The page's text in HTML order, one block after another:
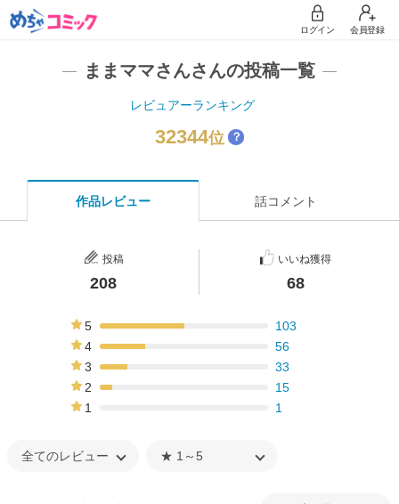
ログイン 会員登録
ままママさんさんの投稿一覧
レビュアーランキング
32344位 ？
作品レビュー 話コメント
投稿
208
いいね獲得
68
5
103
4
56
3
33
2
15
1
1